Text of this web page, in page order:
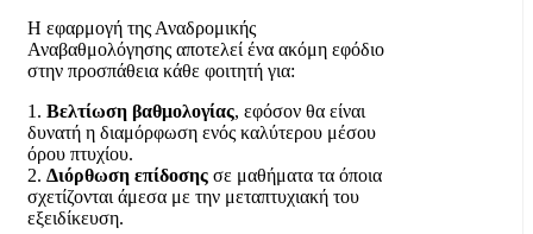
Η εφαρμογή της Αναδρομικής
Αναβαθμολόγησης αποτελεί ένα ακόμη εφόδιο
στην προσπάθεια κάθε φοιτητή για:
1. Βελτίωση βαθμολογίας, εφόσον θα είναι
δυνατή η διαμόρφωση ενός καλύτερου μέσου
όρου πτυχίου.
2. Διόρθωση επίδοσης σε μαθήματα τα όποια
σχετίζονται άμεσα με την μεταπτυχιακή του
εξειδίκευση.